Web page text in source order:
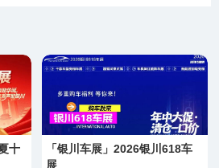
十
「银川车展」2026银川618车
展